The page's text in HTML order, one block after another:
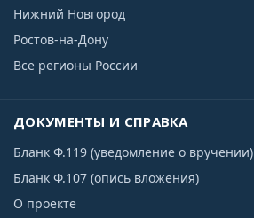
Нижний Новгород
Ростов-на-Дону
Все регионы России
ДОКУМЕНТЫ И СПРАВКА
Бланк Ф.119 (уведомление о вручении)
Бланк Ф.107 (опись вложения)
О проекте